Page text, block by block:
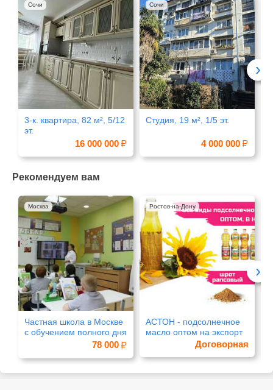
3-к. квартира, 82 м², 5/12
эт.
16 000 000
Сочи
Студия, 19 м², 1/5 эт.
4 000 000
Сочи
›
Рекомендуем вам
Частная школа в Москве
с обучением полного дня
78 000
Москва
АСТОН - подсолнечное
масло оптом на экспорт
Договорная
Ростов-на-Дону
›